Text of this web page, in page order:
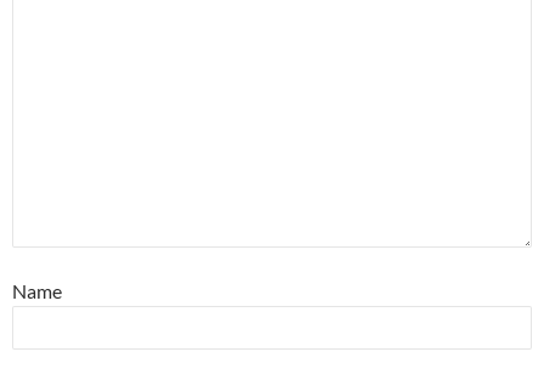
Name